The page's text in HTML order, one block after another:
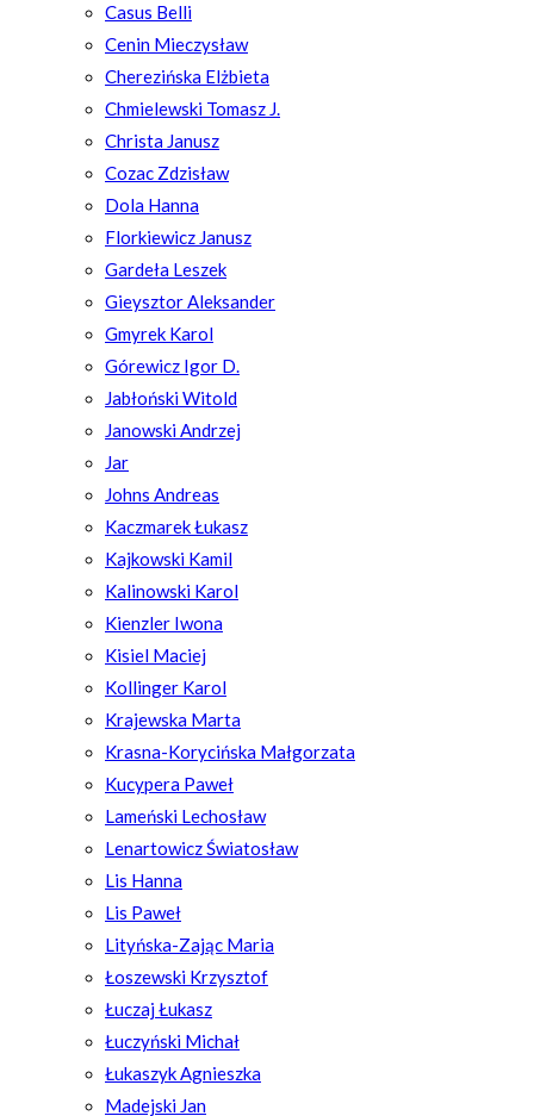
Casus Belli
Cenin Mieczysław
Cherezińska Elżbieta
Chmielewski Tomasz J.
Christa Janusz
Cozac Zdzisław
Dola Hanna
Florkiewicz Janusz
Gardeła Leszek
Gieysztor Aleksander
Gmyrek Karol
Górewicz Igor D.
Jabłoński Witold
Janowski Andrzej
Jar
Johns Andreas
Kaczmarek Łukasz
Kajkowski Kamil
Kalinowski Karol
Kienzler Iwona
Kisiel Maciej
Kollinger Karol
Krajewska Marta
Krasna-Korycińska Małgorzata
Kucypera Paweł
Lameński Lechosław
Lenartowicz Światosław
Lis Hanna
Lis Paweł
Lityńska-Zając Maria
Łoszewski Krzysztof
Łuczaj Łukasz
Łuczyński Michał
Łukaszyk Agnieszka
Madejski Jan